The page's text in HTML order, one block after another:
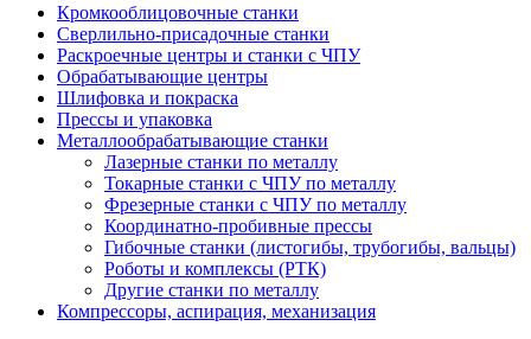
Кромкооблицовочные станки
Сверлильно-присадочные станки
Раскроечные центры и станки с ЧПУ
Обрабатывающие центры
Шлифовка и покраска
Прессы и упаковка
Металлообрабатывающие станки
Лазерные станки по металлу
Токарные станки с ЧПУ по металлу
Фрезерные станки с ЧПУ по металлу
Координатно-пробивные прессы
Гибочные станки (листогибы, трубогибы, вальцы)
Роботы и комплексы (РТК)
Другие станки по металлу
Компрессоры, аспирация, механизация